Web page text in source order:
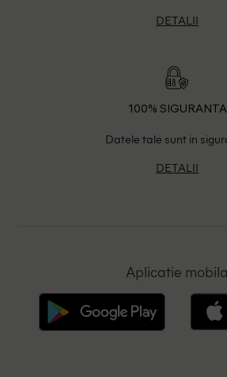
DETALII
100% SIGURANTA
Datele tale sunt in
DETALII
Aplicatie mobila